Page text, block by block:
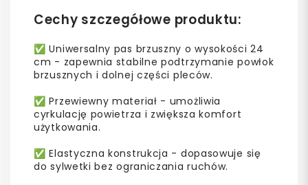
Cechy szczegółowe produktu:
✅ Uniwersalny pas brzuszny o wysokości 24
cm - zapewnia stabilne podtrzymanie powłok
brzusznych i dolnej części pleców.
✅ Przewiewny materiał - umożliwia
cyrkulację powietrza i zwiększa komfort
użytkowania.
✅ Elastyczna konstrukcja - dopasowuje się
do sylwetki bez ograniczania ruchów.